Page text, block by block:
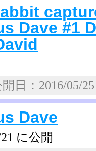
Dave #1
日：2016/
Dave
に公開